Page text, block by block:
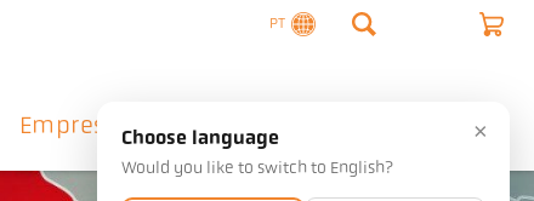
PT
Empresa Contacto ×
Choose language
Would you like to switch to English?